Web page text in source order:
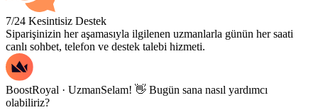
7/24 Kesintisiz Destek
Siparişinizin her aşamasıyla ilgilenen uzmanlarla günün her saati
canlı sohbet, telefon ve destek talebi hizmeti.
BoostRoyal · UzmanSelam! 👋 Bugün sana nasıl yardımcı
olabiliriz?